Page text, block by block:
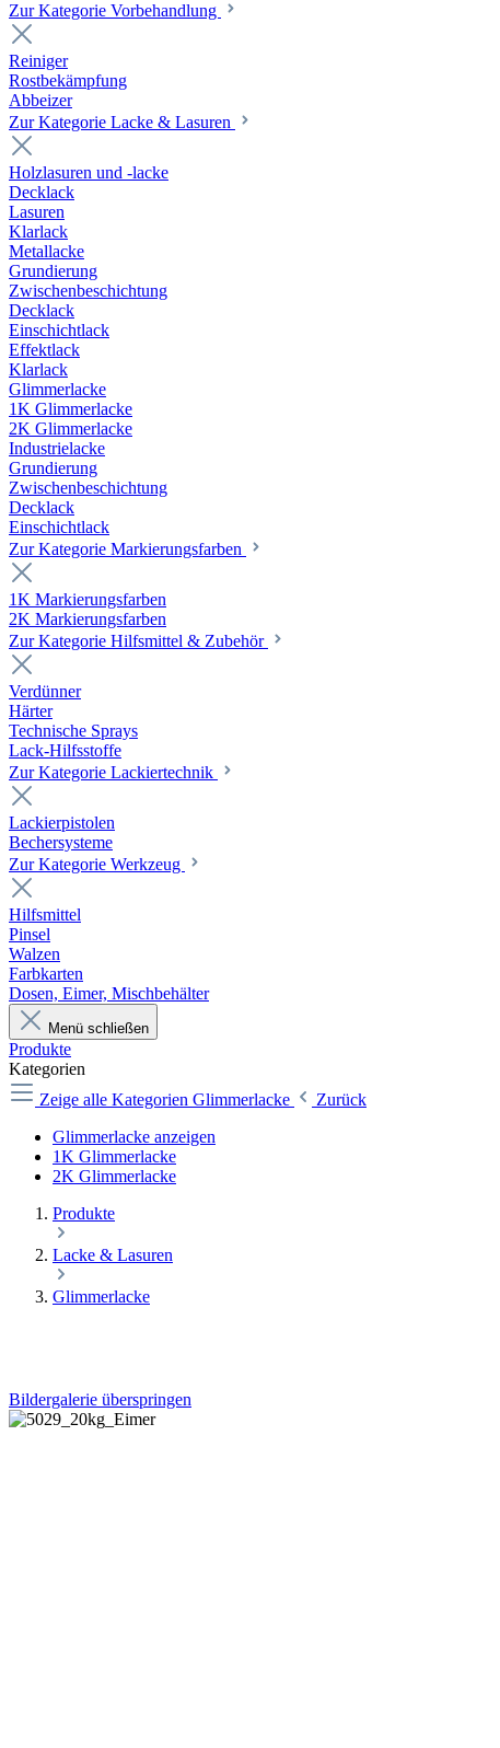
Zur Kategorie Vorbehandlung
Reiniger
Rostbekämpfung
Abbeizer
Zur Kategorie Lacke & Lasuren
Holzlasuren und -lacke
Decklack
Lasuren
Klarlack
Metallacke
Grundierung
Zwischenbeschichtung
Decklack
Einschichtlack
Effektlack
Klarlack
Glimmerlacke
1K Glimmerlacke
2K Glimmerlacke
Industrielacke
Grundierung
Zwischenbeschichtung
Decklack
Einschichtlack
Zur Kategorie Markierungsfarben
1K Markierungsfarben
2K Markierungsfarben
Zur Kategorie Hilfsmittel & Zubehör
Verdünner
Härter
Technische Sprays
Lack-Hilfsstoffe
Zur Kategorie Lackiertechnik
Lackierpistolen
Bechersysteme
Zur Kategorie Werkzeug
Hilfsmittel
Pinsel
Walzen
Farbkarten
Dosen, Eimer, Mischbehälter
Menü schließen
Produkte
Kategorien
Zeige alle Kategorien Glimmerlacke
Zurück
Glimmerlacke anzeigen
1K Glimmerlacke
2K Glimmerlacke
Produkte
Lacke & Lasuren
Glimmerlacke
Bildergalerie überspringen